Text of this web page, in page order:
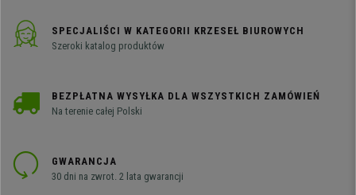
SPECJALIŚCI W KATEGORII KRZESEŁ BIUROWYCH
Szeroki katalog produktów
BEZPŁATNA WYSYŁKA DLA WSZYSTKICH ZAMÓWIEŃ
Na terenie całej Polski
GWARANCJA
30 dni na zwrot. 2 lata gwarancji